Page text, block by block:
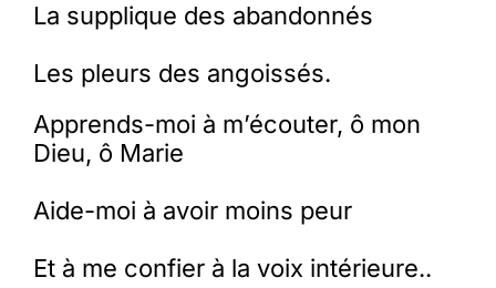
La supplique des abandonnés
Les pleurs des angoissés.
Apprends-moi à m’écouter, ô mon
Dieu, ô Marie
Aide-moi à avoir moins peur
Et à me confier à la voix intérieure..